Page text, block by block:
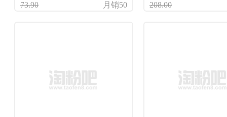
73.90 月销50 208.00